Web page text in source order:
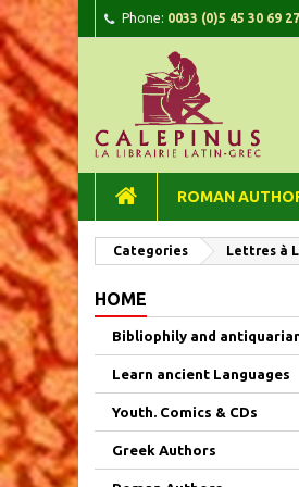
Phone: 0033 (0)5 45 30 69 27
ROMAN
Categories Lettres à
HOME
Bibliophily and
Learn ancient Languages
Youth. Comics & CDs
Greek Authors